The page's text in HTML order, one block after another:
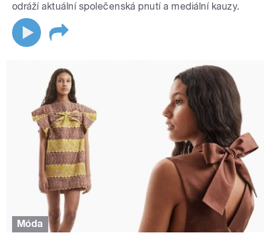
odráží aktuální společenská pnutí a mediální kauzy.
Móda